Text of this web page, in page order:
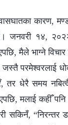
कारण,
जनवरी १४, २०२२
मैले भाग्ने
परमेश्‍वरलाई
तर धेरै समय
मलाई कहीँ
सकिनँ, “निरन्तर